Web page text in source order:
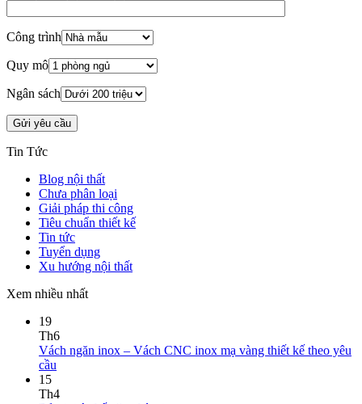
Công trình
Quy mô
Ngân sách
Tin Tức
Blog nội thất
Chưa phân loại
Giải pháp thi công
Tiêu chuẩn thiết kế
Tin tức
Tuyển dụng
Xu hướng nội thất
Xem nhiều nhất
19
Th6
Vách ngăn inox – Vách CNC inox mạ vàng thiết kế theo yêu
cầu
15
Th4